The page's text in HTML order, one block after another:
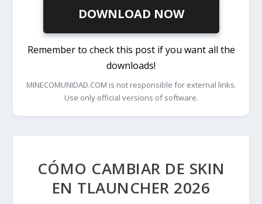
DOWNLOAD NOW
Remember to check this post if you want all the
downloads!
MINECOMUNIDAD.COM is not responsible for external links.
Use only official versions of software.
CÓMO CAMBIAR DE SKIN
EN TLAUNCHER 2026